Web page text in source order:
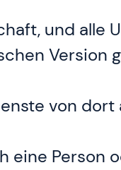
und alle
Version
von dort
eine Person